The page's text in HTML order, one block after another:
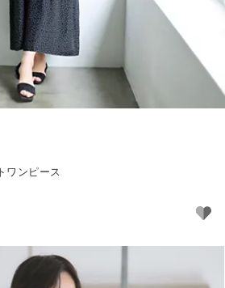
ワンピース